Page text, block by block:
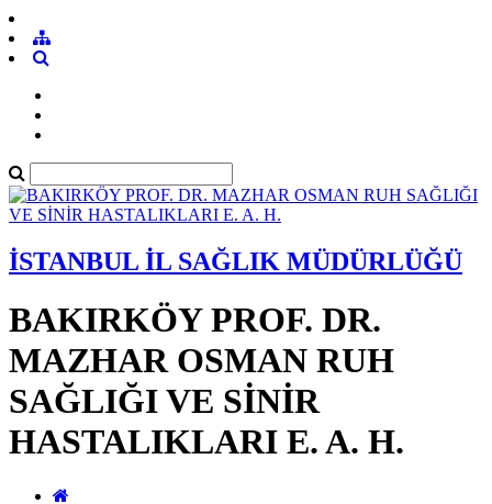
İSTANBUL İL SAĞLIK MÜDÜRLÜĞÜ
BAKIRKÖY PROF. DR.
MAZHAR OSMAN RUH
SAĞLIĞI VE SİNİR
HASTALIKLARI E. A. H.